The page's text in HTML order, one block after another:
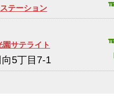
テーション
サテライト
5丁目7-1